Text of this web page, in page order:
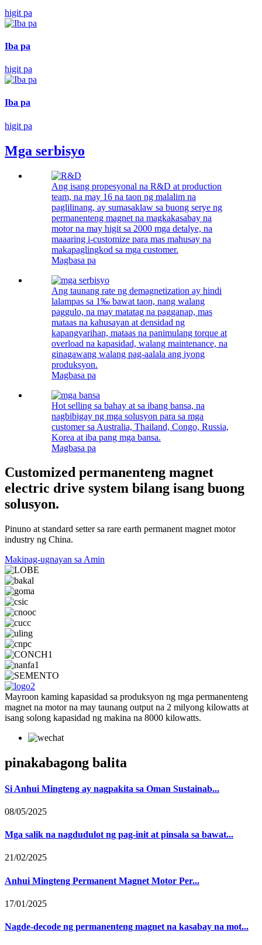
higit pa
Iba pa
higit pa
Iba pa
higit pa
Mga serbisyo
Ang isang propesyonal na R&D at production
team, na may 16 na taon ng malalim na
paglilinang, ay sumasaklaw sa buong serye ng
permanenteng magnet na magkakasabay na
motor na may higit sa 2000 mga detalye, na
maaaring i-customize para mas mahusay na
makapaglingkod sa mga customer.
Magbasa pa
Ang taunang rate ng demagnetization ay hindi
lalampas sa 1‰ bawat taon, nang walang
paggulo, na may matatag na pagganap, mas
mataas na kahusayan at densidad ng
kapangyarihan, mataas na panimulang torque at
overload na kapasidad, walang maintenance, na
ginagawang walang pag-aalala ang iyong
produksyon.
Magbasa pa
Hot selling sa bahay at sa ibang bansa, na
nagbibigay ng mga solusyon para sa mga
customer sa Australia, Thailand, Congo, Russia,
Korea at iba pang mga bansa.
Magbasa pa
Customized permanenteng magnet
electric drive system bilang isang buong
solusyon.
Pinuno at standard setter sa rare earth permanent magnet motor
industry ng China.
Makipag-ugnayan sa Amin
Mayroon kaming kapasidad sa produksyon ng mga permanenteng
magnet na motor na may taunang output na 2 milyong kilowatts at
isang solong kapasidad ng makina na 8000 kilowatts.
pinakabagong balita
Si Anhui Mingteng ay nagpakita sa Oman Sustainab...
08/05/2025
Mga salik na nagdudulot ng pag-init at pinsala sa bawat...
21/02/2025
Anhui Mingteng Permanent Magnet Motor Per...
17/01/2025
Nagde-decode ng permanenteng magnet na kasabay na mot...